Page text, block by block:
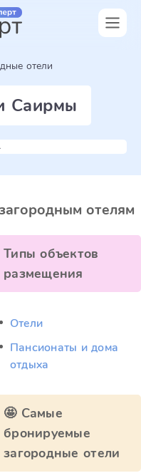
отели
Саирмы
отелям
Типы объектов
размещения
Отели
Пансионаты и дома
отдыха
🤩 Самые
бронируемые
загородные отели